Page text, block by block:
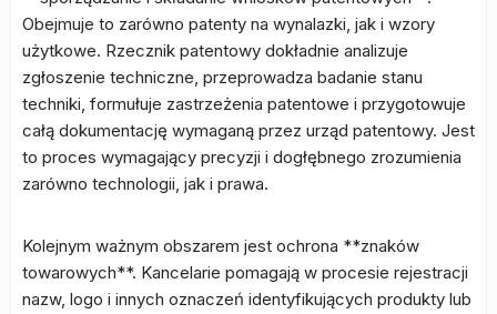
Obejmuje to zarówno patenty na wynalazki, jak i wzory
użytkowe. Rzecznik patentowy dokładnie analizuje
zgłoszenie techniczne, przeprowadza badanie stanu
techniki, formułuje zastrzeżenia patentowe i przygotowuje
całą dokumentację wymaganą przez urząd patentowy. Jest
to proces wymagający precyzji i dogłębnego zrozumienia
zarówno technologii, jak i prawa.
Kolejnym ważnym obszarem jest ochrona **znaków
towarowych**. Kancelarie pomagają w procesie rejestracji
nazw, logo i innych oznaczeń identyfikujących produkty lub